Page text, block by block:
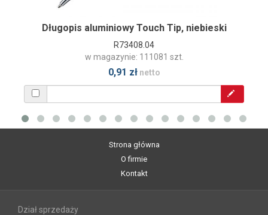
Długopis aluminiowy Touch Tip, niebieski
R73408.04
w magazynie: 111081 szt.
0,91 złnetto
Strona główna
O firmie
Kontakt
Dział sprzedaży